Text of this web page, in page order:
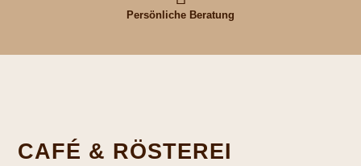
Persönliche Beratung
CAFÉ & RÖSTEREI